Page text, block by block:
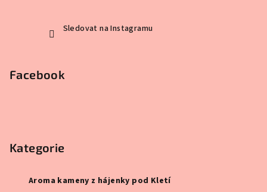
Sledovat na Instagramu
Facebook
Kategorie
Aroma kameny z hájenky pod Kletí